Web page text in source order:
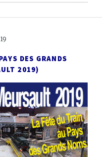
DES GRANDS
2019)